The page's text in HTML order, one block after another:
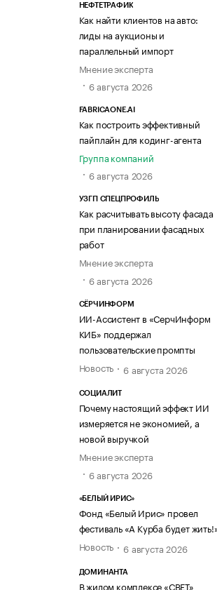
НЕФТЕТРАФИК
Как найти клиентов на авто:
лиды на аукционы и
параллельный импорт
Мнение эксперта
6 августа 2026
FABRICAONE.AI
Как построить эффективный
пайплайн для кодинг-агента
Группа компаний
6 августа 2026
УЗГП СПЕЦПРОФИЛЬ
Как расчитывать высоту фасада
при планировании фасадных
работ
Мнение эксперта
6 августа 2026
СЁРЧИНФОРМ
ИИ-Ассистент в «СерчИнформ
КИБ» поддержал
пользовательские промпты
Новость
6 августа 2026
СОЦИАЛИТ
Почему настоящий эффект ИИ
измеряется не экономией, а
новой выручкой
Мнение эксперта
6 августа 2026
«БЕЛЫЙ ИРИС»
Фонд «Белый Ирис» провел
фестиваль «А Курба будет
Новость
6 августа 2026
ДОМИНАНТА
В жилом комплексе «СВЕТ»